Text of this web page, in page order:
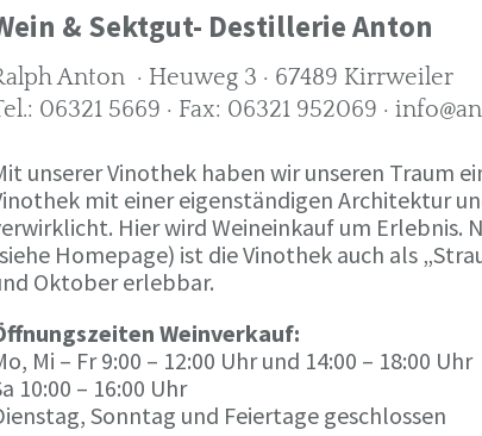
& Sektgut- Destillerie Anton
Anton · Heuweg 3 · 67489 Kirrweiler
06321 5669 · Fax: 06321 952069 ·
unserer Vinothek haben wir unseren Traum
mit einer eigenständigen Architektur
Hier wird Weineinkauf um Erlebnis.
Homepage) ist die Vinothek auch als
Oktober erlebbar.
Weinverkauf:
Mi – Fr 9:00 – 12:00 Uhr und 14:00 – 18:00 Uhr
10:00 – 16:00 Uhr
Sonntag und Feiertage geschlossen